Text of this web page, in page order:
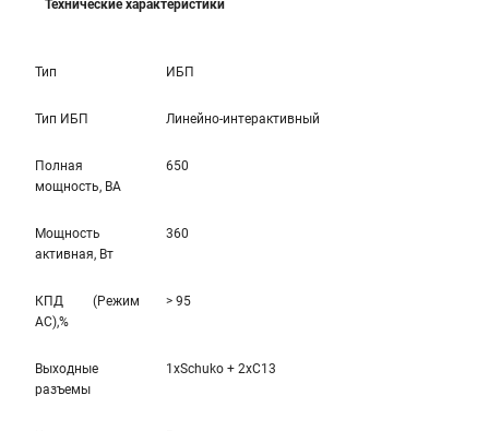
Технические характеристики
Тип ИБП
Тип ИБП Линейно-интерактивный
Полная
мощность, ВА
650
Мощность
активная, Вт
360
КПД (Режим
AC),%
> 95
Выходные
разъемы
1xSchuko + 2xC13